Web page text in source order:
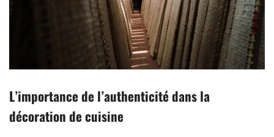
L’importance de l’authenticité dans la
décoration de cuisine